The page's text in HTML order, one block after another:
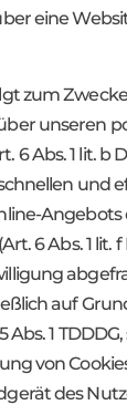
eine
zum
unseren
Abs. 1 lit. b
und
6 Abs. 1 lit. f
auf
Abs. 1
von
des